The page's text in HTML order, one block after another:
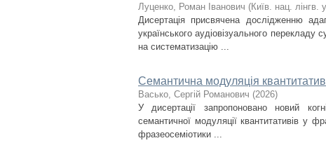
Луценко, Роман Іванович (Київ. нац. лінгв.
Дисертація присвячена дослідженню
українського аудіовізуального перекладу
на систематизацію ...
Семантична модуляція
Васько, Сергій Романович (2026)
У дисертації запропоновано новий
семантичної модуляції квантитативів у
фразеосеміотики ...